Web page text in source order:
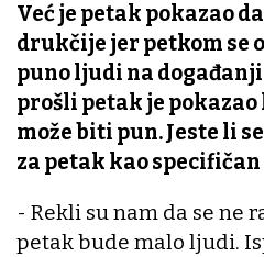
Već je petak pokazao
drukčije jer petkom se
puno ljudi na
prošli petak je
može biti pun. Jeste li
za petak kao specifičan
- Rekli su nam da se ne
petak bude malo ljudi.